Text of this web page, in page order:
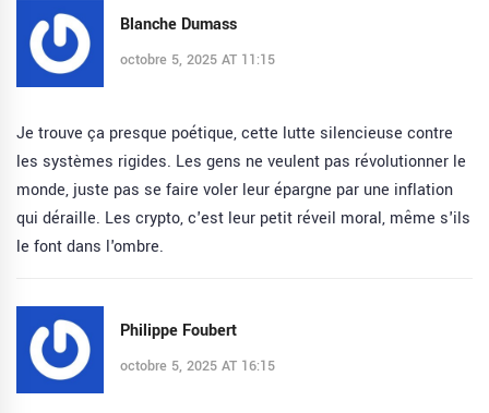
Blanche Dumass
octobre 5, 2025 AT 11:15
Je trouve ça presque poétique, cette lutte silencieuse contre
les systèmes rigides. Les gens ne veulent pas révolutionner le
monde, juste pas se faire voler leur épargne par une inflation
qui déraille. Les crypto, c'est leur petit réveil moral, même s'ils
le font dans l'ombre.
Philippe Foubert
octobre 5, 2025 AT 16:15